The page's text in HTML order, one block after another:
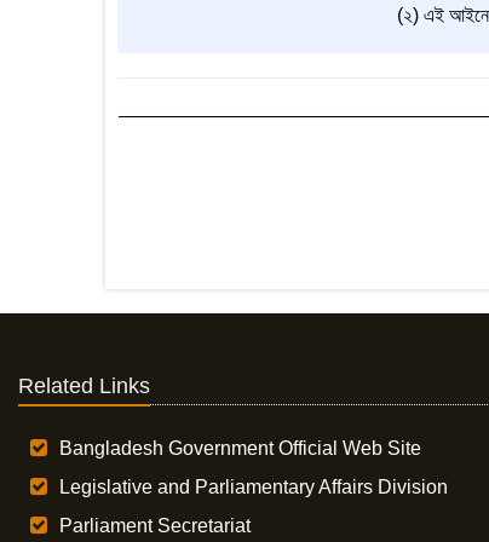
(২) এই আইনের
Related Links
Bangladesh Government Official Web Site
Legislative and Parliamentary Affairs Division
Parliament Secretariat